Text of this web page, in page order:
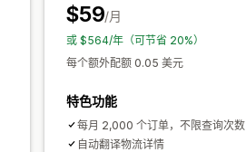
$59/月
或 $564/年（可节省 20%）
每个额外配额 0.05 美元
特色功能
每月 2,000 个订单，不限查询次数
自动翻译物流详情